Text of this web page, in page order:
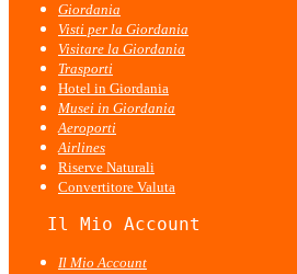
Giordania
Visti per la Giordania
Visitare la Giordania
Trasporti
Hotel in Giordania
Musei in Giordania
Aeroporti
Airlines
Riserve Naturali
Convertitore Valuta
Il Mio Account
Il Mio Account